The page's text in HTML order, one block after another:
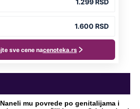
Naneli mu povrede po genitalijama i